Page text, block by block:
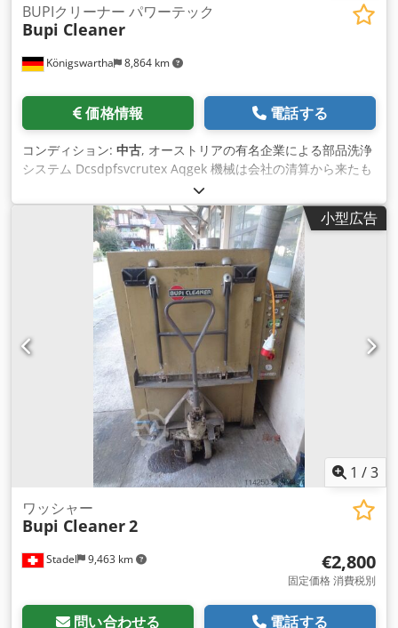
Königswartha 8,864 km
BUPIクリーナー パワーテック
Bupi Cleaner
価格情報 電話する
コンディション: 中古, オーストリアの有名企業による部品洗浄
システム Dcsdpfsvcrutex Aqgek 機械は会社の清算から来たも
ので、最後まで稼働していました。 洗浄剤も含まれています。
小型広告
1 /3
Stadel 9,463 km
ワッシャー
Bupi Cleaner2
€2,800
固定価格 消費税別
問い合わせる 電話する